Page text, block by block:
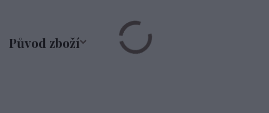
Původ zboží